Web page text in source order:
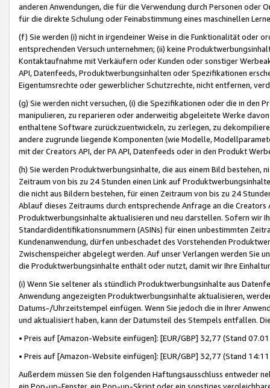
anderen Anwendungen, die für die Verwendung durch Personen
für die direkte Schulung oder Feinabstimmung eines maschinellen
(f) Sie werden (i) nicht in irgendeiner Weise in die Funktionalität oder
entsprechenden Versuch unternehmen; (ii) keine
Kontaktaufnahme mit Verkäufern oder Kunden oder sonstiger
API, Datenfeeds, Produktwerbungsinhalten oder Spezifikationen
Eigentumsrechte oder gewerblicher Schutzrechte, nicht entfernen,
(g) Sie werden nicht versuchen, (i) die Spezifikationen oder die in
manipulieren, zu reparieren oder anderweitig abgeleitete Werke
enthaltene Software zurückzuentwickeln, zu zerlegen, zu
andere zugrunde liegende Komponenten (wie Modelle,
mit der Creators API, der PA API, Datenfeeds oder in den Produkt
(h) Sie werden Produktwerbungsinhalte, die aus einem Bild bestehen,
Zeitraum von bis zu 24 Stunden einen Link auf
die nicht aus Bildern bestehen, für einen Zeitraum von bis zu 24
Ablauf dieses Zeitraums durch entsprechende Anfrage an die
Produktwerbungsinhalte aktualisieren und neu darstellen. Sofern wir
Standardidentifikationsnummern (ASINs) für einen unbestimmten
Kundenanwendung, dürfen unbeschadet des Vorstehenden
Zwischenspeicher abgelegt werden. Auf unser Verlangen werden Sie
die Produktwerbungsinhalte enthält oder nutzt, damit wir Ihre
(i) Wenn Sie seltener als stündlich Produktwerbungsinhalte aus
Anwendung angezeigten Produktwerbungsinhalte aktualisieren,
Datums-/Uhrzeitstempel einfügen. Wenn Sie jedoch die in Ihrer
und aktualisiert haben, kann der Datumsteil des Stempels entfallen.
• Preis auf [Amazon-Website einfügen]: [EUR/GBP] 32,77 (Stand
• Preis auf [Amazon-Website einfügen]: [EUR/GBP] 32,77 (Stand
Außerdem müssen Sie den folgenden Haftungsausschluss entweder
ein Pop-up-Fenster, ein Pop-up-Skript oder ein sonstiges